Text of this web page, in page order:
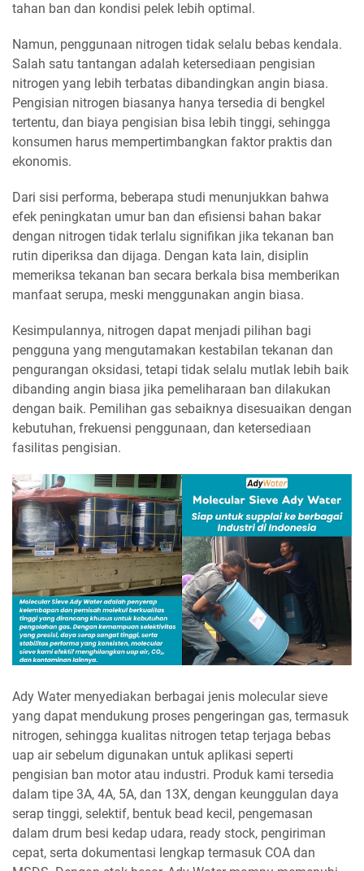
tahan ban dan kondisi pelek lebih optimal.
Namun, penggunaan nitrogen tidak selalu bebas kendala.
Salah satu tantangan adalah ketersediaan pengisian
nitrogen yang lebih terbatas dibandingkan angin biasa.
Pengisian nitrogen biasanya hanya tersedia di bengkel
tertentu, dan biaya pengisian bisa lebih tinggi, sehingga
konsumen harus mempertimbangkan faktor praktis dan
ekonomis.
Dari sisi performa, beberapa studi menunjukkan bahwa
efek peningkatan umur ban dan efisiensi bahan bakar
dengan nitrogen tidak terlalu signifikan jika tekanan ban
rutin diperiksa dan dijaga. Dengan kata lain, disiplin
memeriksa tekanan ban secara berkala bisa memberikan
manfaat serupa, meski menggunakan angin biasa.
Kesimpulannya, nitrogen dapat menjadi pilihan bagi
pengguna yang mengutamakan kestabilan tekanan dan
pengurangan oksidasi, tetapi tidak selalu mutlak lebih baik
dibanding angin biasa jika pemeliharaan ban dilakukan
dengan baik. Pemilihan gas sebaiknya disesuaikan dengan
kebutuhan, frekuensi penggunaan, dan ketersediaan
fasilitas pengisian.
Ady Water menyediakan berbagai jenis molecular sieve
yang dapat mendukung proses pengeringan gas, termasuk
nitrogen, sehingga kualitas nitrogen tetap terjaga bebas
uap air sebelum digunakan untuk aplikasi seperti
pengisian ban motor atau industri. Produk kami tersedia
dalam tipe 3A, 4A, 5A, dan 13X, dengan keunggulan daya
serap tinggi, selektif, bentuk bead kecil, pengemasan
dalam drum besi kedap udara, ready stock, pengiriman
cepat, serta dokumentasi lengkap termasuk COA dan